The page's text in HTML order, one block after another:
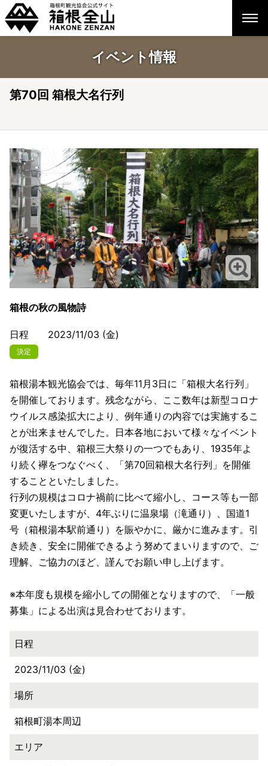
イベント情報
第70回 箱根大名行列
箱根の秋の風物詩
日程 2023/11/03 (金)
決定
箱根湯本観光協会では、毎年11月3日に「箱根大名行列」
を開催しております。残念ながら、ここ数年は新型コロナ
ウイルス感染拡大により、例年通りの内容では実施するこ
とが出来ませんでした。日本各地において様々なイベント
が復活する中、箱根三大祭りの一つでもあり、1935年よ
り続く襷をつなぐべく、「第70回箱根大名行列」を開催
することといたしました。
行列の規模はコロナ禍前に比べて縮小し、コース等も一部
変更いたしますが、4年ぶりに温泉場（滝通り）、国道1
号（箱根湯本駅前通り）を賑やかに、厳かに進みます。引
き続き、安全に開催できるよう努めてまいりますので、ご
理解、ご協力のほど、謹んでお願い申し上げます。
※本年度も規模を縮小しての開催となりますので、「一般
募集」による出演は見合わせております。
日程
2023/11/03 (金)
場所
箱根町湯本周辺
エリア